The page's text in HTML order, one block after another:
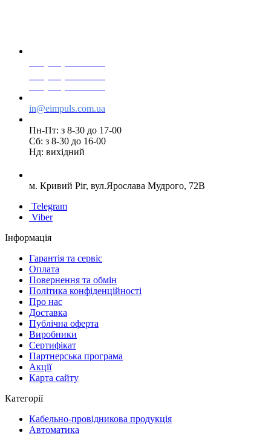
in@eimpuls.com.ua
Пн-Пт: з 8-30 до 17-00
Сб: з 8-30 до 16-00
Нд: вихідний
м. Кривий Ріг, вул.Ярослава Мудрого, 72В
Telegram
Viber
Інформація
Гарантія та сервіс
Оплата
Повернення та обмін
Політика конфіденційності
Про нас
Доставка
Публічна оферта
Виробники
Сертифікат
Партнерська програма
Акції
Карта сайту
Категорії
Кабельно-провідникова продукція
Автоматика